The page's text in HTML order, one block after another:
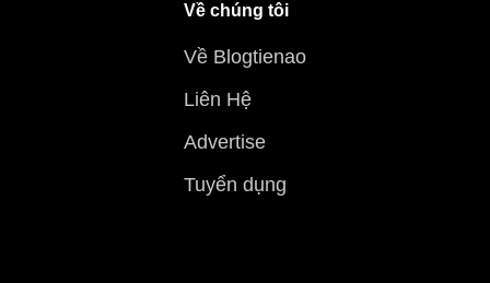
Về chúng tôi
Về Blogtienao
Liên Hệ
Advertise
Tuyển dụng